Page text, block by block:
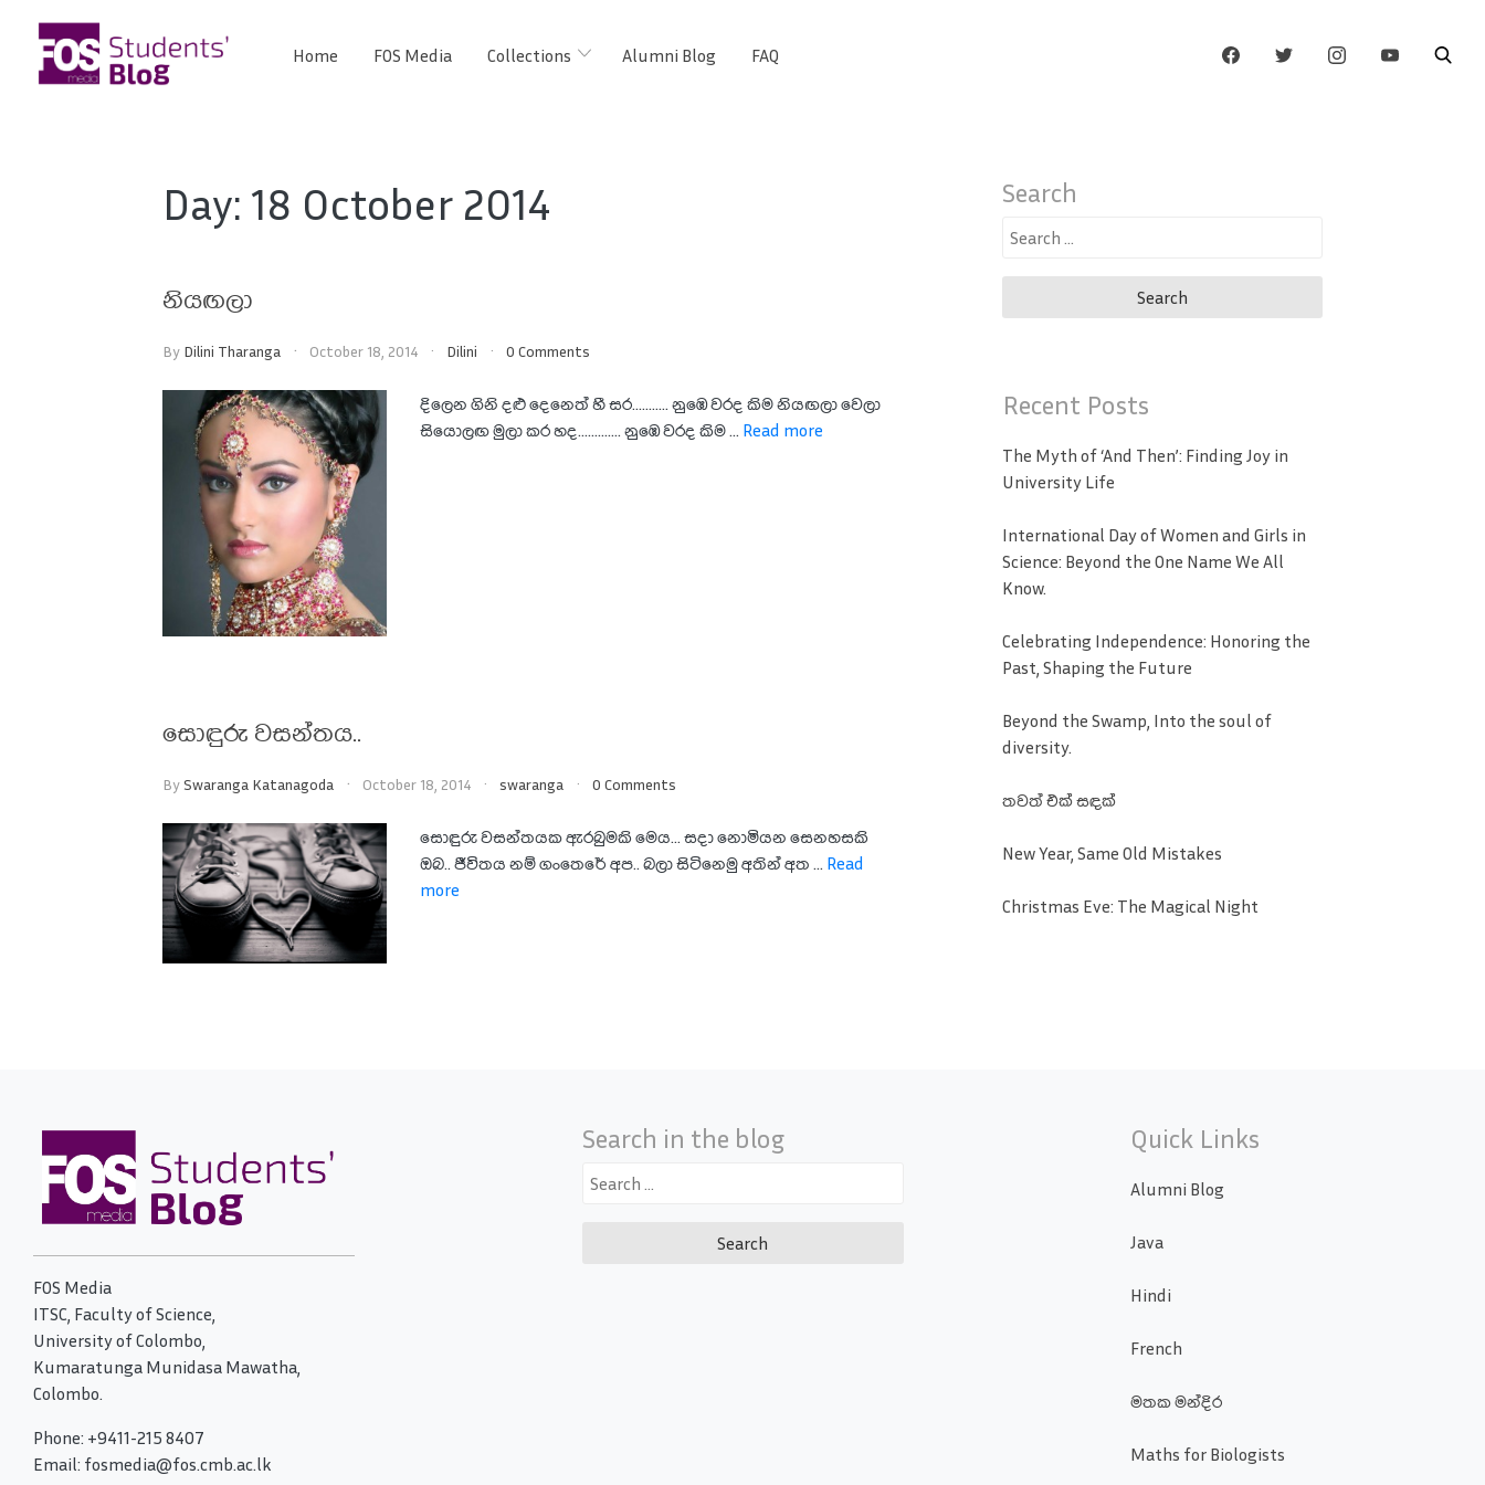
content
FOS
Blog
Home FOS Media Collections Alumni Blog FAQ
Day: 18 October 2014
නියඟලා
By Dilini Tharanga October 18, 2014 Dilini 0 Comments
දිලෙන ගිනි දළු දෙනෙත් හී සර........... නුඹෙ වරද කිම නියඟලා වෙලා
සියොලඟ මුලා කර හද............. නුඹෙ වරද කිම ... Read more
සොඳුරු වසන්තය..
BySwaranga Katanagoda October 18, 2014 swaranga 0 Comments
සොඳුරු වසන්තයක ඇරබුමකි මෙය... සදා නොමියන සෙනහසකි
ඔබ.. ජීවිතය නම් ගංතෙරේ අප.. බලා සිටිනෙමු අතින් අත ... Read
more
Search
Search
Recent Posts
The Myth of ‘And Then’: Finding Joy in
University Life
International Day of Women and Girls in
Science: Beyond the One Name We All
Know.
Celebrating Independence: Honoring the
Past, Shaping the Future
Beyond the Swamp, Into the soul of
diversity.
තවත් එක් සඳක්
New Year, Same Old Mistakes
Christmas Eve: The Magical Night
FOS Media
ITSC, Faculty of Science,
University of Colombo,
Kumaratunga Munidasa Mawatha,
Colombo.
Phone: +9411-215 8407
Email: fosmedia@fos.cmb.ac.lk
Search in the blog
Search
Quick Links
Alumni Blog
Java
Hindi
French
මතක මන්දිර
Maths for Biologists